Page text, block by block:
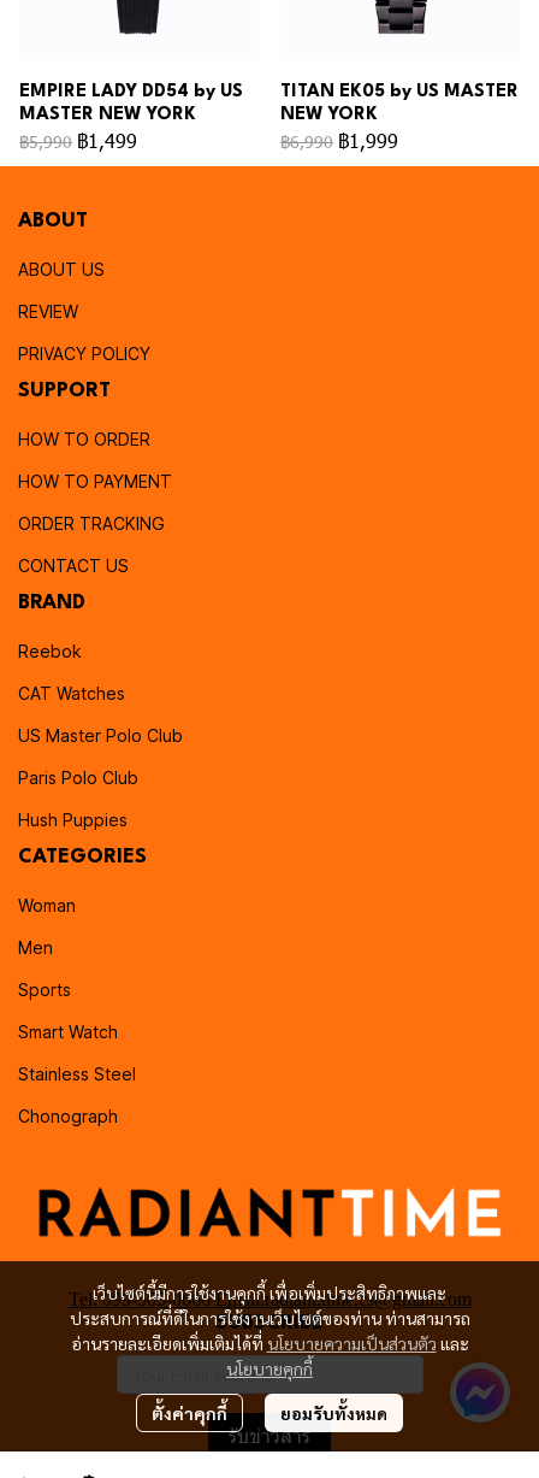
EMPIRE LADY DD54 by US
MASTER NEW YORK
฿5,990 ฿1,499
TITAN EK05 by US MASTER
NEW YORK
฿6,990 ฿1,999
เว็บไซต์นี้มีการใช้งานคุกกี้ เพื่อเพิ่มประสิทธิภาพและ
ประสบการณ์ที่ดีในการใช้งานเว็บไซต์ของท่าน ท่านสามารถ
อ่านรายละเอียดเพิ่มเติมได้ที่ นโยบายความเป็นส่วนตัว และ
นโยบายคุกกี้
ตั้งค่าคุกกี้ ยอมรับทั้งหมด
ABOUT
ABOUT US
REVIEW
PRIVACY POLICY
SUPPORT
HOW TO ORDER
HOW TO PAYMENT
ORDER TRACKING
CONTACT US
BRAND
Reebok
CAT Watches
US Master Polo Club
Paris Polo Club
Hush Puppies
CATEGORIES
Woman
Men
Sports
Smart Watch
Stainless Steel
Chonograph
Tel: 099-505-0666 Email:radiant.time.cs@gmail.com
SUBSCRIBE
รับข่าวสาร